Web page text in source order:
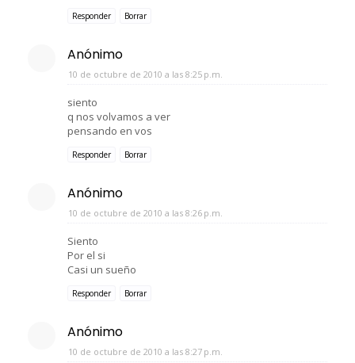
Responder Borrar
Anónimo
10 de octubre de 2010 a las 8:25 p.m.
siento
q nos volvamos a ver
pensando en vos
Responder Borrar
Anónimo
10 de octubre de 2010 a las 8:26 p.m.
Siento
Por el si
Casi un sueño
Responder Borrar
Anónimo
10 de octubre de 2010 a las 8:27 p.m.